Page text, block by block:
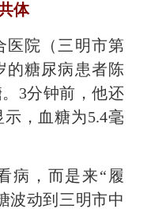
体
院（三明市第
的糖尿病患者陈
3分钟前，他还
，血糖为5.4毫
，而是来“履
波动到三明市中